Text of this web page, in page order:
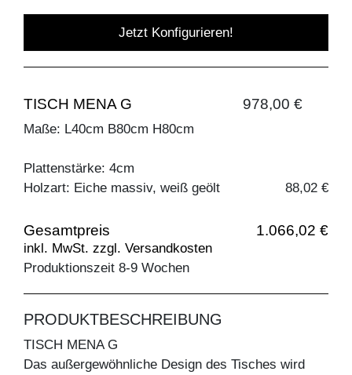
Jetzt Konfigurieren!
TISCH MENA G 978,00 €
Maße: L40cm B80cm H80cm
Plattenstärke: 4cm
Holzart: Eiche massiv, weiß geölt
88,02 €
Gesamtpreis 1.066,02 €
inkl. MwSt. zzgl. Versandkosten
Produktionszeit 8-9 Wochen
PRODUKTBESCHREIBUNG
TISCH MENA G
Das außergewöhnliche Design des Tisches wird